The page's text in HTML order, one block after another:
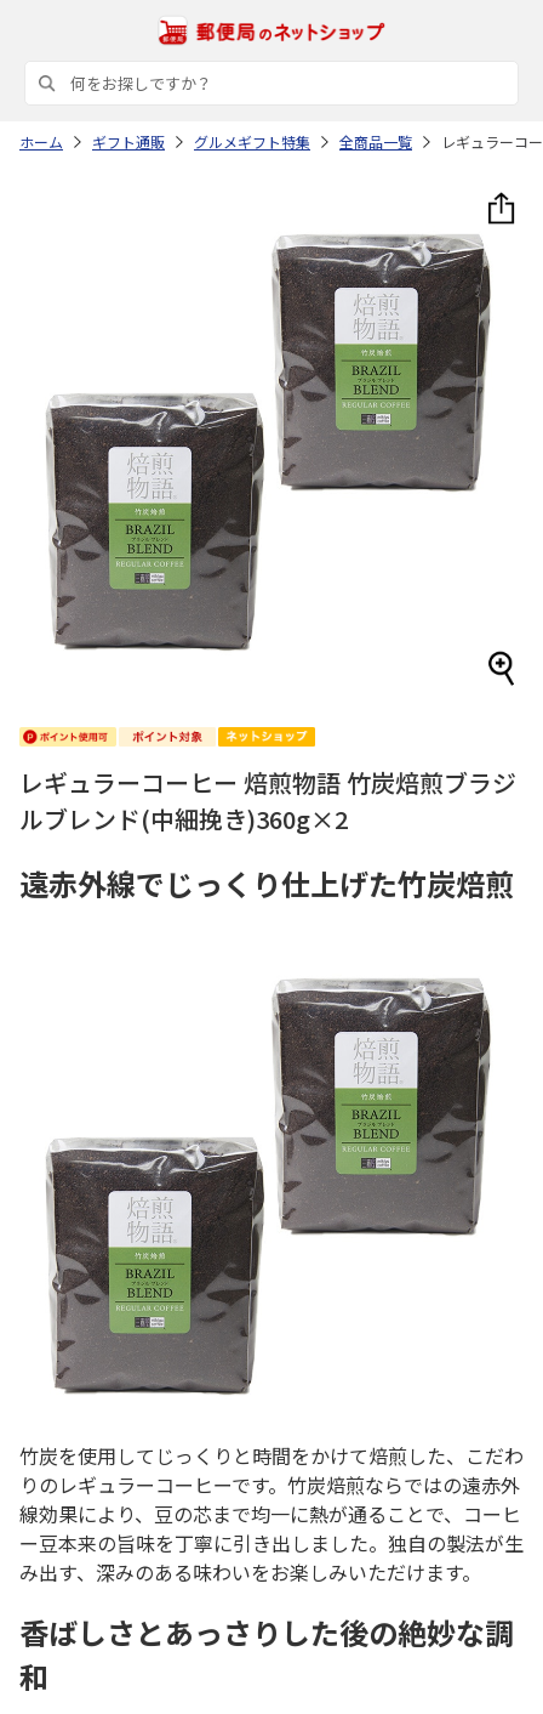
ホーム ギフト通販 グルメギフト特集 全商品一覧 レギュラーコ
レギュラーコーヒー 焙煎物語 竹炭焙煎ブラジ
ルブレンド(中細挽き)360g×2
遠赤外線でじっくり仕上げた竹炭焙煎
竹炭を使用してじっくりと時間をかけて焙煎した、こだわ
りのレギュラーコーヒーです。竹炭焙煎ならではの遠赤外
線効果により、豆の芯まで均一に熱が通ることで、コーヒ
ー豆本来の旨味を丁寧に引き出しました。独自の製法が生
み出す、深みのある味わいをお楽しみいただけます。
香ばしさとあっさりした後の絶妙な調
和